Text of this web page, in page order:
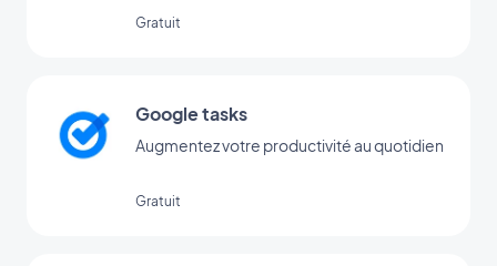
services en ligne. C’est l’add-on idéal pour
pour utiliser cet add-on)
Gratuit
Google tasks
Augmentez votre productivité au quotidien
Gratuit